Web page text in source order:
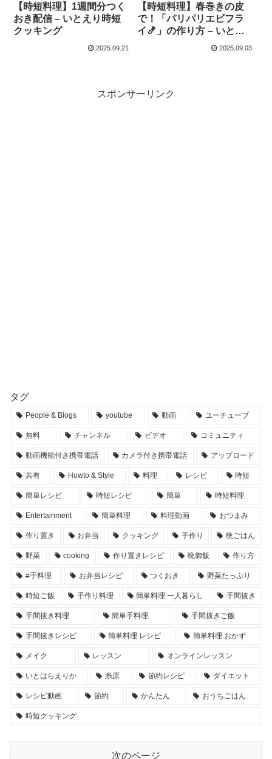
【時短料理】1週間分つく
おき配信 – いとえり時短
クッキング
2025.09.21
【時短料理】春巻きの皮
で！「パリパリエビフラ
イ🍤」の作り方 – いとえ
り時短クッキング
2025.09.03
スポンサーリンク
タグ
People & Blogs youtube 動画 ユーチューブ
無料 チャンネル ビデオ コミュニティ
動画機能付き携帯電話 カメラ付き携帯電話 アップロード
共有 Howto & Style 料理 レシピ 時短
簡単レシピ 時短レシピ 簡単 時短料理
Entertainment 簡単料理 料理動画 おつまみ
作り置き お弁当 クッキング 手作り 晩ごはん
野菜 cooking 作り置きレシピ 晩御飯 作り方
#手料理 お弁当レシピ つくおき 野菜たっぷり
時短ご飯 手作り料理 簡単料理 一人暮らし 手間抜き
手間抜き料理 簡単手料理 手間抜きご飯
手間抜きレシピ 簡単料理 レシピ 簡単料理 おかず
メイク レッスン オンラインレッスン
いとはらえりか 糸原 節約レシピ ダイエット
レシピ動画 節約 かんたん おうちごはん
時短クッキング
次のページ